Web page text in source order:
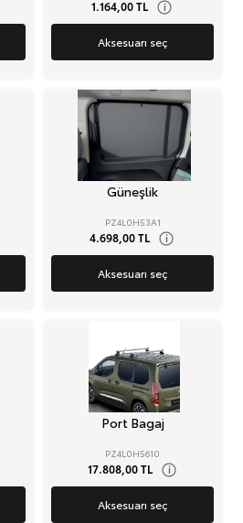
1.164,00 TL i
Aksesuarı seç
Güneşlik
PZ4L0H53A1
4.698,00 TL i
Aksesuarı seç
Port Bagaj
PZ4L0H5610
17.808,00 TL i
Aksesuarı seç